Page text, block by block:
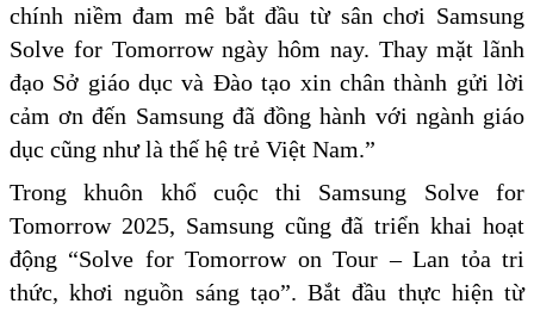
chính niềm đam mê bắt đầu từ sân chơi Samsung
Solve for Tomorrow ngày hôm nay. Thay mặt lãnh
đạo Sở giáo dục và Đào tạo xin chân thành gửi lời
cảm ơn đến Samsung đã đồng hành với ngành giáo
dục cũng như là thế hệ trẻ Việt Nam.”
Trong khuôn khổ cuộc thi Samsung Solve for
Tomorrow 2025, Samsung cũng đã triển khai hoạt
động “Solve for Tomorrow on Tour – Lan tỏa tri
thức, khơi nguồn sáng tạo”. Bắt đầu thực hiện từ